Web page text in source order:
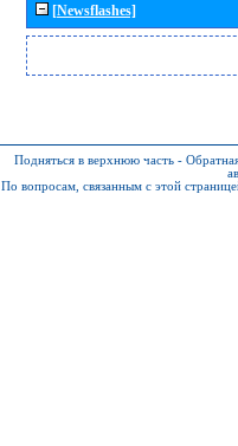
[Newsflashes]
Подняться в верхнюю часть -
По вопросам, связанным с этой